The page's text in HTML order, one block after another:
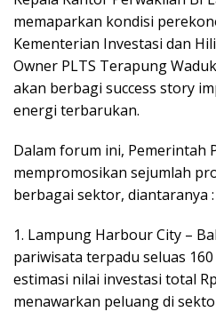
memaparkan kondisi
Kementerian Investasi dan
Owner PLTS Terapung
akan berbagi success story
energi terbarukan.
Dalam forum ini, Pemerintah
mempromosikan sejumlah
berbagai sektor, diantaranya :
1. Lampung Harbour City –
pariwisata terpadu seluas
estimasi nilai investasi total
menawarkan peluang di